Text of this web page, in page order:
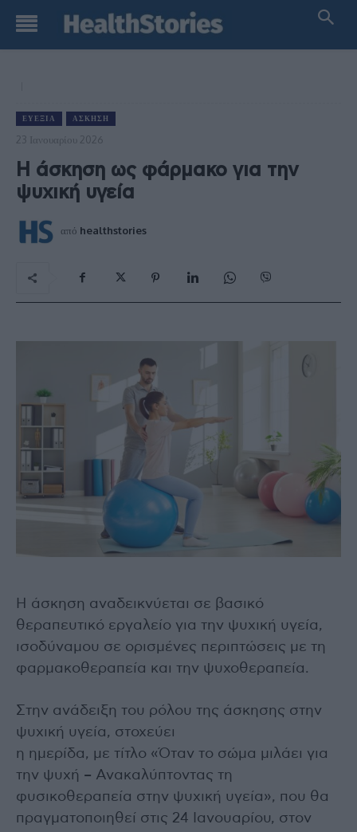
ΕΥΕΞΊΑ ΆΣΚΗΣΗ
23 Ιανουαρίου 2026
Η άσκηση ως φάρμακο για την
ψυχική υγεία
από healthstories
Η άσκηση αναδεικνύεται σε βασικό
θεραπευτικό εργαλείο για την ψυχική υγεία,
ισοδύναμου σε ορισμένες περιπτώσεις με τη
φαρμακοθεραπεία και την ψυχοθεραπεία.
Στην ανάδειξη του ρόλου της άσκησης στην
ψυχική υγεία, στοχεύει
η ημερίδα, με τίτλο «Όταν το σώμα μιλάει για
την ψυχή – Ανακαλύπτοντας τη
φυσικοθεραπεία στην ψυχική υγεία», που θα
πραγματοποιηθεί στις 24 Ιανουαρίου, στον